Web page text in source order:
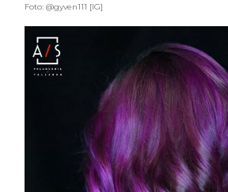
Foto: @gyven111 [IG]